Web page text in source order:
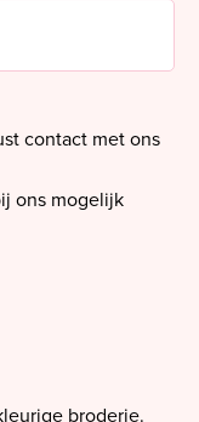
contact met ons
ons mogelijk
broderie.